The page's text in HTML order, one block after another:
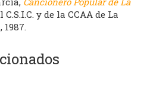
y de la CCAA de La
1987.